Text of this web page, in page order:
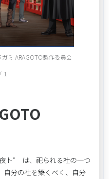
ト” は、祀られる社の一つ
自分の社を築くべく、自分
ミ ARAGOTO製作委員会
/ 1